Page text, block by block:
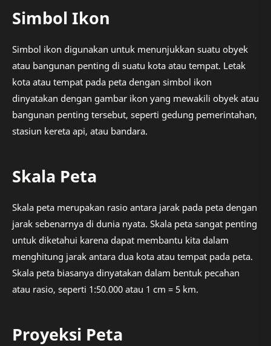
Simbol Ikon
Simbol ikon digunakan untuk menunjukkan suatu obyek
atau bangunan penting di suatu kota atau tempat. Letak
kota atau tempat pada peta dengan simbol ikon
dinyatakan dengan gambar ikon yang mewakili obyek atau
bangunan penting tersebut, seperti gedung pemerintahan,
stasiun kereta api, atau bandara.
Skala Peta
Skala peta merupakan rasio antara jarak pada peta dengan
jarak sebenarnya di dunia nyata. Skala peta sangat penting
untuk diketahui karena dapat membantu kita dalam
menghitung jarak antara dua kota atau tempat pada peta.
Skala peta biasanya dinyatakan dalam bentuk pecahan
atau rasio, seperti 1:50.000 atau 1 cm = 5 km.
Proyeksi Peta